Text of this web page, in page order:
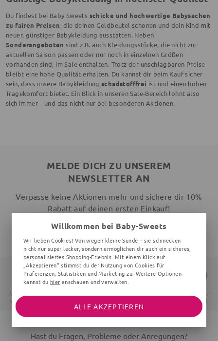
Du findest bei Baby Sweets schicke und hochwertige Babysachen
zu fairen Preisen, die deinen Geldbeutel schonen und dein Kind mit
neuer, günstiger Babykleidung ausstatten. Neben
Sonderangeboten sind z.B. auch Kleidungsstücke, die nicht zur
aktuellen Saison passen oder nur noch in einzelnen Größen
vorhanden sind, im Sale enthalten. Trotz der unschlagbaren Preise
bleibt eine hohe Qualität erhalten. Du kannst dir beim Kauf sicher
sein, dass unsere Babykleidungschadstofffrei ist und einen hohen
Tragekomfort bietet. Ein Blick in unseren Sale-Bereich lohnt also
sich immer – und das nicht nur bei besonderen Aktionen.
MELDE DICH ZU UNSEREM
NEWSLETTER AN
Verpasse keine Aktionen mehr und sichere dir 10%
Rabatt auf deinen ersten Einkauf!
Mit Liebe
verpackt
Schneller
Versand
Hast du Fragen, Probleme oder Anregungen?
Willkommen bei Baby-Sweets
Wir lieben Cookies! Von wegen kleine Sünde – sie schmecken
nicht nur super lecker, sondern ermöglichen dir auch ein sicheres,
personalisiertes Shopping-Erlebnis. Mit einem Klick auf
„Akzeptieren“ stimmst du der Nutzung von Cookies für
Präferenzen, Statistiken und Marketing zu. Weitere Optionen
kannst du hier anschauen und verwalten.
ALLE AKZEPTIEREN